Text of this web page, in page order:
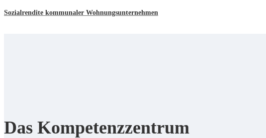
Sozialrendite kommunaler Wohnungsunternehmen
Das Kompetenzzentrum